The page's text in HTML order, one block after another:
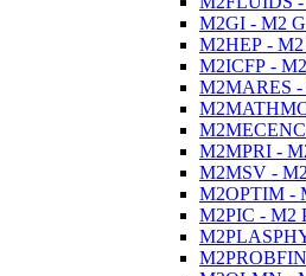
M2GI - M2
M2HEP - M2
M2ICFP - M2
M2MARES -
M2MPRI -
M2MSV - M2
M2OPTIM -
M2PIC - M2